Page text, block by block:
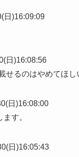
日)16:09:09
日)16:08:56
せるのはやめてほし
日)16:08:00
す。
日)16:05:43